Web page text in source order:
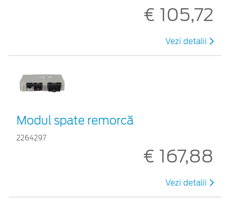
€ 105,72
Vezi detalii
Modul spate remorcă
2264297
€ 167,88
Vezi detalii